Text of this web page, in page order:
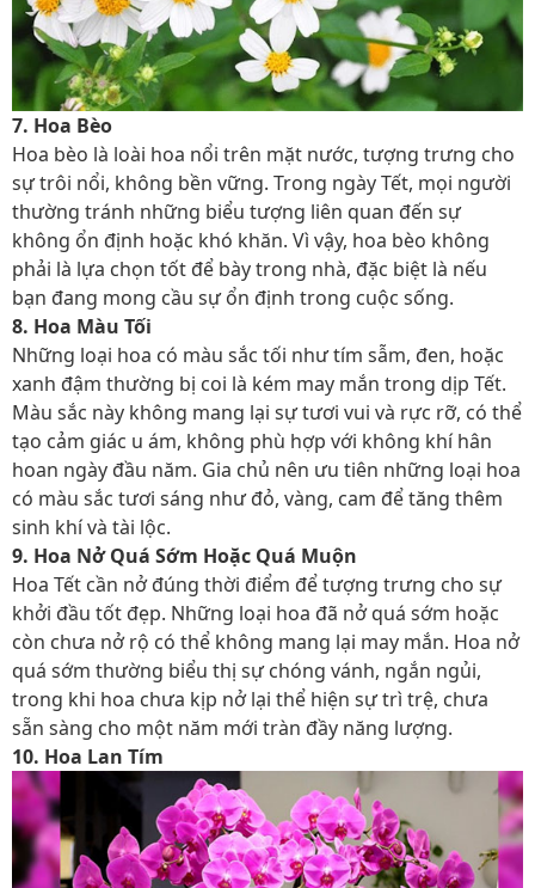
7. Hoa Bèo
Hoa bèo là loài hoa nổi trên mặt nước, tượng trưng cho
sự trôi nổi, không bền vững. Trong ngày Tết, mọi người
thường tránh những biểu tượng liên quan đến sự
không ổn định hoặc khó khăn. Vì vậy, hoa bèo không
phải là lựa chọn tốt để bày trong nhà, đặc biệt là nếu
bạn đang mong cầu sự ổn định trong cuộc sống.
8. Hoa Màu Tối
Những loại hoa có màu sắc tối như tím sẫm, đen, hoặc
xanh đậm thường bị coi là kém may mắn trong dịp Tết.
Màu sắc này không mang lại sự tươi vui và rực rỡ, có thể
tạo cảm giác u ám, không phù hợp với không khí hân
hoan ngày đầu năm. Gia chủ nên ưu tiên những loại hoa
có màu sắc tươi sáng như đỏ, vàng, cam để tăng thêm
sinh khí và tài lộc.
9. Hoa Nở Quá Sớm Hoặc Quá Muộn
Hoa Tết cần nở đúng thời điểm để tượng trưng cho sự
khởi đầu tốt đẹp. Những loại hoa đã nở quá sớm hoặc
còn chưa nở rộ có thể không mang lại may mắn. Hoa nở
quá sớm thường biểu thị sự chóng vánh, ngắn ngủi,
trong khi hoa chưa kịp nở lại thể hiện sự trì trệ, chưa
sẵn sàng cho một năm mới tràn đầy năng lượng.
10. Hoa Lan Tím